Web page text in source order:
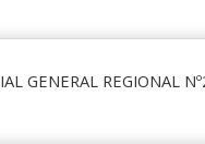
GENERAL REGIONAL